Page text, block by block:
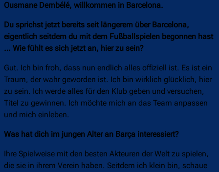
Ousmane Dembélé, willkommen in Barcelona.
Du sprichst jetzt bereits seit längerem über Barcelona,
eigentlich seitdem du mit dem Fußballspielen begonnen hast
… Wie fühlt es sich jetzt an, hier zu sein?
Gut. Ich bin froh, dass nun endlich alles offiziell ist. Es ist ein
Traum, der wahr geworden ist. Ich bin wirklich glücklich, hier
zu sein. Ich werde alles für den Klub geben und versuchen,
Titel zu gewinnen. Ich möchte mich an das Team anpassen
und mich einleben.
Was hat dich im jungen Alter an Barça interessiert?
Ihre Spielweise mit den besten Akteuren der Welt zu spielen,
die sie in ihrem Verein haben. Seitdem ich klein bin, schaue